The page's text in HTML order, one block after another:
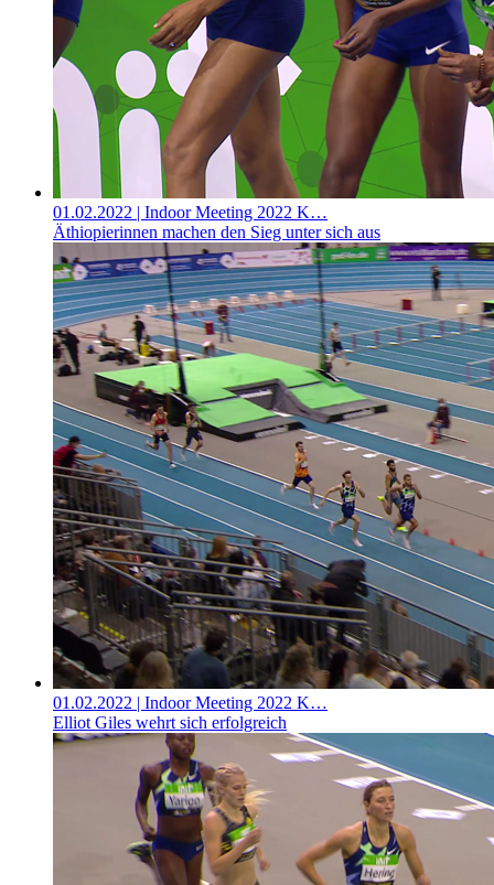
01.02.2022 | Indoor Meeting 2022 K…
Äthiopierinnen machen den Sieg unter sich aus
01.02.2022 | Indoor Meeting 2022 K…
Elliot Giles wehrt sich erfolgreich